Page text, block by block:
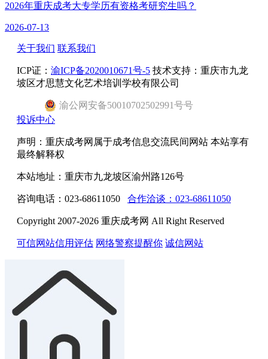
2026年重庆成考大专学历有资格考研究生吗？
2026-07-13
关于我们 联系我们
ICP证： 渝ICP备2020010671号-5 技术支持：重庆市九龙
坡区才思慧文化艺术培训学校有限公司
渝公网安备50010702502991号号
投诉中心
声明：重庆成考网属于成考信息交流民间网站 本站享有
最终解释权
本站地址：重庆市九龙坡区渝州路126号
咨询电话：023-68611050 合作洽谈：023-68611050
Copyright 2007-2026 重庆成考网 All Right Reserved
可信网站信用评估 网络警察提醒你 诚信网站